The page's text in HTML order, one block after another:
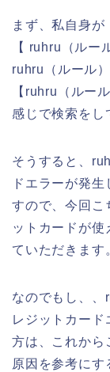
まず、私自身が
【 ruhru（ル
ruhru（ルール
【ruhru（ルー
感じで検索をし
そうすると、
ドエラーが発
すので、今回こ
ットカードが使
ていただきます
なのでもし、、
レジットカード
方は、これから
原因を参考にす